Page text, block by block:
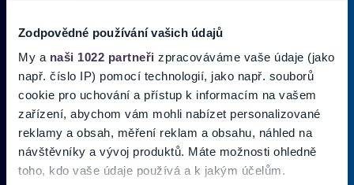
Zodpovědné používání vašich údajů
My a naši 1022 partneři zpracováváme vaše údaje (jako
např. číslo IP) pomocí technologií, jako např. souborů
cookie pro uchování a přístup k informacím na vašem
zařízení, abychom vám mohli nabízet personalizované
reklamy a obsah, měření reklam a obsahu, náhled na
návštěvníky a vývoj produktů. Máte možnosti ohledně
toho, kdo vaše údaje používá a k jakým účelům.
PRIHLÁSIŤ SA KODBERU NOVINIEK
Pridajte sa do zoznamu odberateľov a doručte si najnovšie špeciálne
ponuky priamo do doručenej pošty.
Vložte svoj email
Zadajte svoju e-mailovú adresu, na ktorú vám budeme zasielať
Používateľ súhlasí s
OBCHODNÝMI PODMIENKAMI predajnej siete